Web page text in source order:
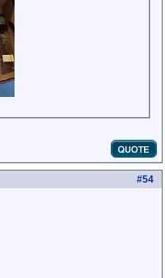
#54